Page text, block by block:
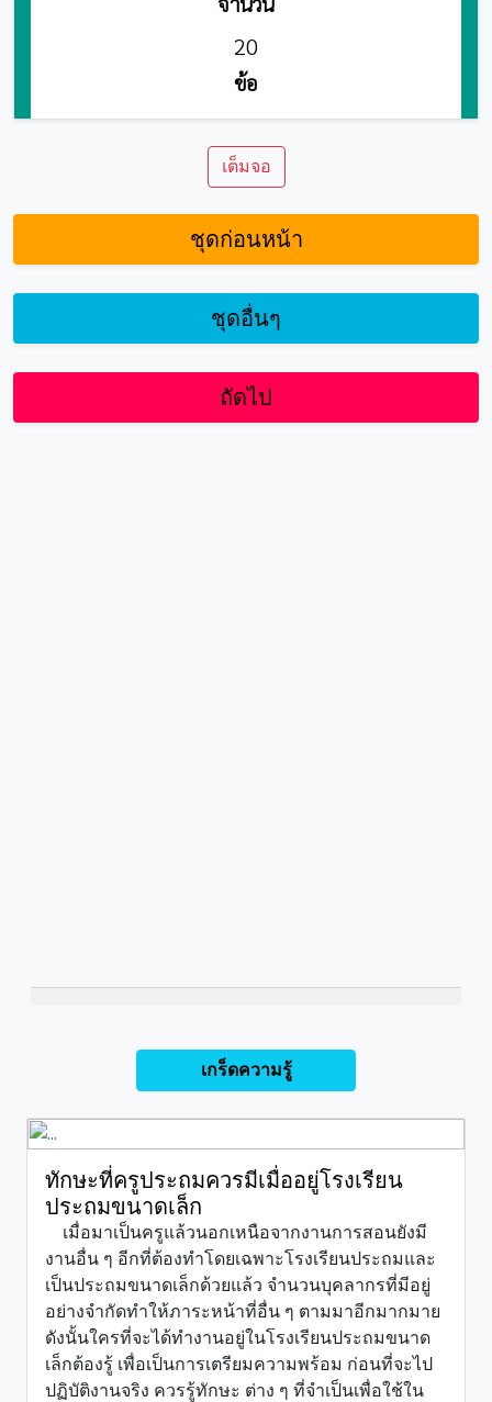
เต็มจอ
ชุดก่อนหน้า
ชุดอื่นๆ
ถัดไป
เกร็ดความรู้
ทักษะที่ครูประถมควรมีเมื่ออยู่โรงเรียน
ประถมขนาดเล็ก
เมื่อมาเป็นครูแล้วนอกเหนือจากงานการสอนยังมี
งานอื่น ๆ อีกที่ต้องทำโดยเฉพาะโรงเรียนประถมและ
เป็นประถมขนาดเล็กด้วยแล้ว จำนวนบุคลากรที่มีอยู่
อย่างจำกัดทำให้ภาระหน้าที่อื่น ๆ ตามมาอีกมากมาย
ดังนั้นใครที่จะได้ทำงานอยู่ในโรงเรียนประถมขนาด
เล็กต้องรู้ เพื่อเป็นการเตรียมความพร้อม ก่อนที่จะไป
ปฏิบัติงานจริง ควรรู้ทักษะ ต่าง ๆ ที่จำเป็นเพื่อใช้ใน